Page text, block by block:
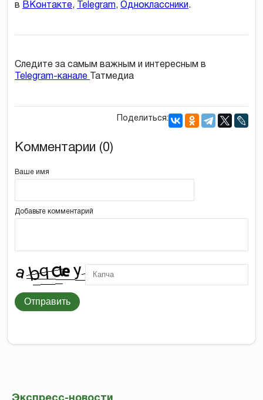
в ВКонтакте, Telegram, Одноклассники.
Следите за самым важным и интересным в
Telegram-канале
Татмедиа
Поделиться:
Комментарии (0)
Ваше имя
Добавьте комментарий
Отправить